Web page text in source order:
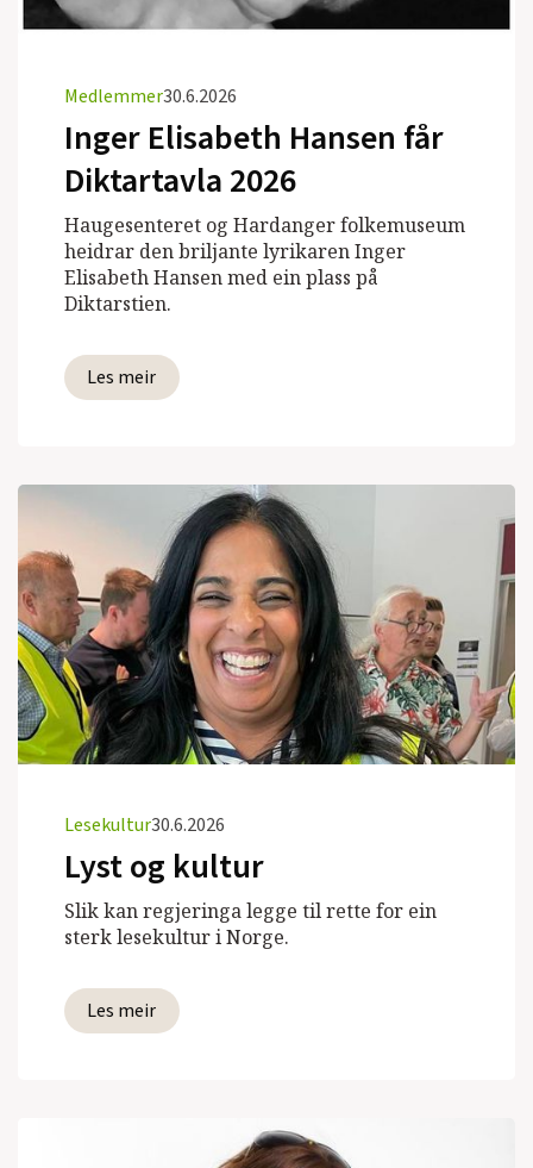
Medlemmer30.6.2026
Inger Elisabeth Hansen får
Diktartavla 2026
Haugesenteret og Hardanger folkemuseum
heidrar den briljante lyrikaren Inger
Elisabeth Hansen med ein plass på
Diktarstien.
Les meir
Lesekultur30.6.2026
Lyst og kultur
Slik kan regjeringa legge til rette for ein
sterk lesekultur i Norge.
Les meir